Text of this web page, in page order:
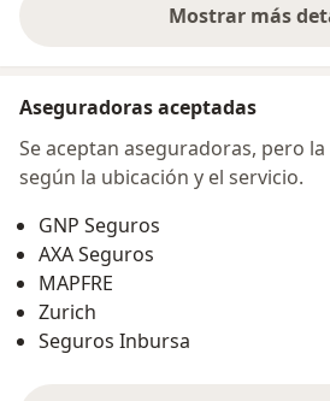
Mostrar mássobre
Aseguradoras aceptadas
Se aceptan aseguradoras, pero
según la ubicación y el servicio.
GNP Seguros
AXA Seguros
MAPFRE
Zurich
Seguros Inbursa